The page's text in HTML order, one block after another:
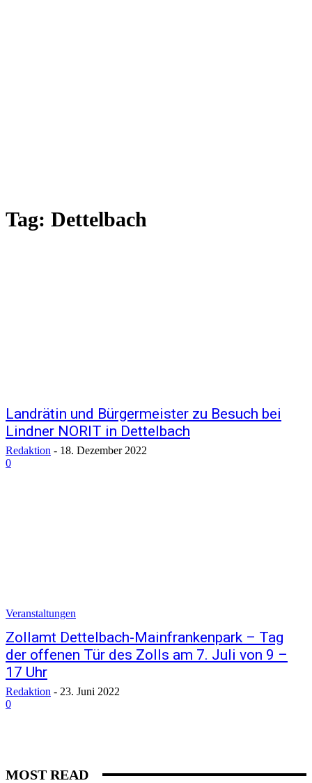
Tag: Dettelbach
Landrätin und Bürgermeister zu Besuch bei
Lindner NORIT in Dettelbach
Redaktion - 18. Dezember 2022
0
Veranstaltungen
Zollamt Dettelbach-Mainfrankenpark – Tag
der offenen Tür des Zolls am 7. Juli von 9 –
17 Uhr
Redaktion - 23. Juni 2022
0
MOST READ